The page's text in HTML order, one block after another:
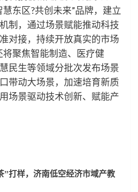
东区?共创未来”品牌，建立
制，通过场景赋能推动科技
对接，持续开放真实的市场
将聚焦智能制造、医疗健
民生等领域分批次发布场景
带动大场景，加速培育新质
场景驱动技术创新、赋能产
”打样，济南低空经济市域产教